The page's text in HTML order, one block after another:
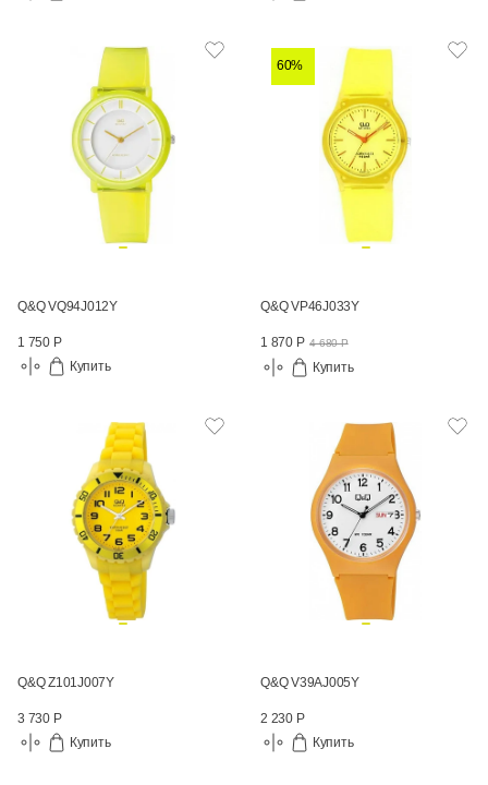
Q&Q VQ94J012Y
1 750 Р
Купить
60%
Q&Q VP46J033Y
1 870 Р 4 680 Р
Купить
Q&Q Z101J007Y
3 730 Р
Купить
Q&Q V39AJ005Y
2 230 Р
Купить